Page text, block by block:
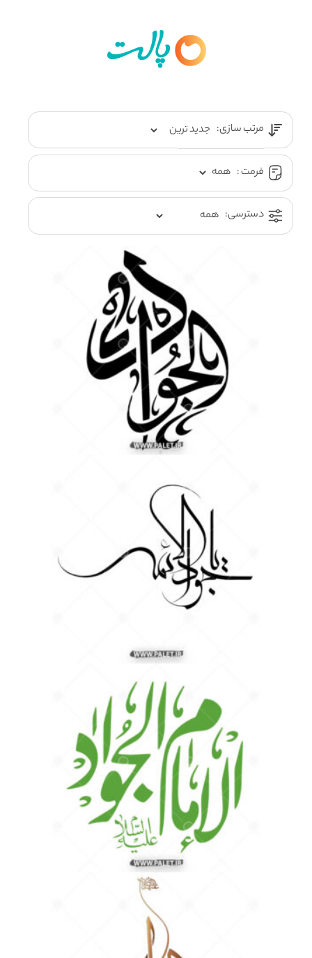
مرتب سازی:
فرمت :
دسترسی: